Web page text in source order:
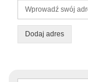
Dodaj adres